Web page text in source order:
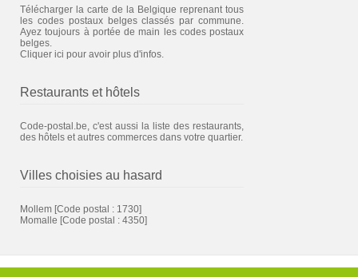
Télécharger la carte de la Belgique reprenant tous
les codes postaux belges classés par commune.
Ayez toujours à portée de main les codes postaux
belges.
Cliquer ici pour avoir plus d'infos.
Restaurants et hôtels
Code-postal.be, c'est aussi la liste des restaurants,
des hôtels et autres commerces dans votre quartier.
Villes choisies au hasard
Mollem [Code postal : 1730]
Momalle [Code postal : 4350]